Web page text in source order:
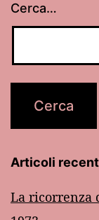
Cerca…
Articoli
La ricorrenza